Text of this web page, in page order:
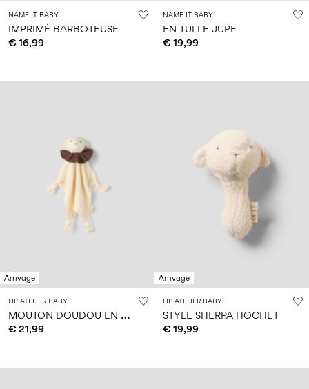
NAME IT BABY
IMPRIMÉ BARBOTEUSE
€ 16,99
NAME IT BABY
EN TULLE JUPE
€ 19,99
Arrivage
LIL' ATELIER BABY
M
OUTON DOUDOU EN CHIFFON
€ 21,99
Arrivage
LIL' ATELIER BABY
STYLE SHERPA HOCHET
€ 19,99